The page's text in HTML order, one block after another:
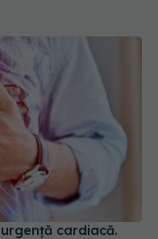
cardiacă.
la 112